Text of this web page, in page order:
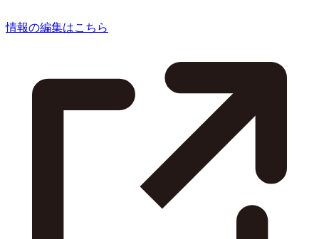
情報の編集はこちら